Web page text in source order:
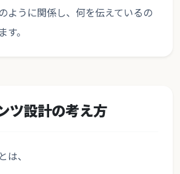
ように関係し、何を伝えているの
。
ツ設計の考え方
は、